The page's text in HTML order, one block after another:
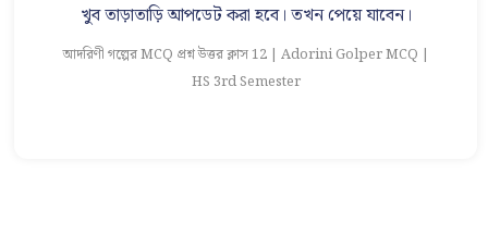
খুব তাড়াতাড়ি আপডেট করা হবে। তখন পেয়ে যাবেন।
আদরিণী গল্পের MCQ প্রশ্ন উত্তর ক্লাস 12 | Adorini Golper MCQ |
HS 3rd Semester